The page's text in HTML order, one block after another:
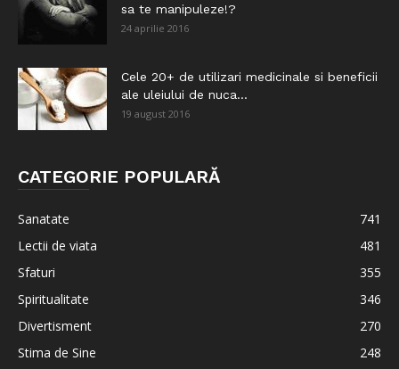
sa te manipuleze!?
24 aprilie 2016
Cele 20+ de utilizari medicinale si beneficii
ale uleiului de nuca...
19 august 2016
CATEGORIE POPULARĂ
Sanatate
741
Lectii de viata
481
Sfaturi
355
Spiritualitate
346
Divertisment
270
Stima de Sine
248